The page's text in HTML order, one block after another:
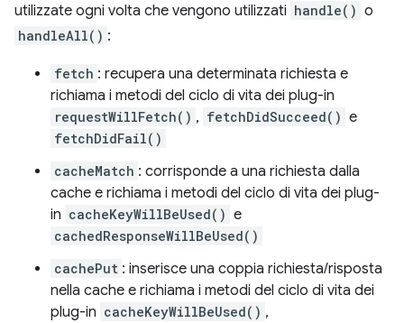
utilizzate ogni volta che vengono utilizzati handle() o
handleAll() :
fetch : recupera una determinata richiesta e
richiama i metodi del ciclo di vita dei plug-in
requestWillFetch() , fetchDidSucceed() e
fetchDidFail()
cacheMatch : corrisponde a una richiesta dalla
cache e richiama i metodi del ciclo di vita dei plug-
in cacheKeyWillBeUsed() e
cachedResponseWillBeUsed()
cachePut : inserisce una coppia richiesta/risposta
nella cache e richiama i metodi del ciclo di vita dei
plug-in cacheKeyWillBeUsed() ,